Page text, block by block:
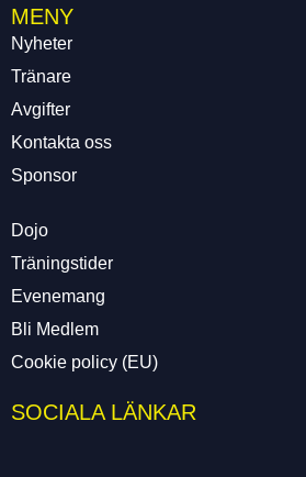
MENY
Nyheter
Tränare
Avgifter
Kontakta oss
Sponsor
Dojo
Träningstider
Evenemang
Bli Medlem
Cookie policy (EU)
SOCIALA LÄNKAR